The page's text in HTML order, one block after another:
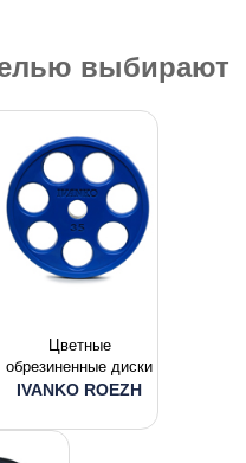
выбирают
Цветные
обрезиненные диски
IVANKO ROEZH